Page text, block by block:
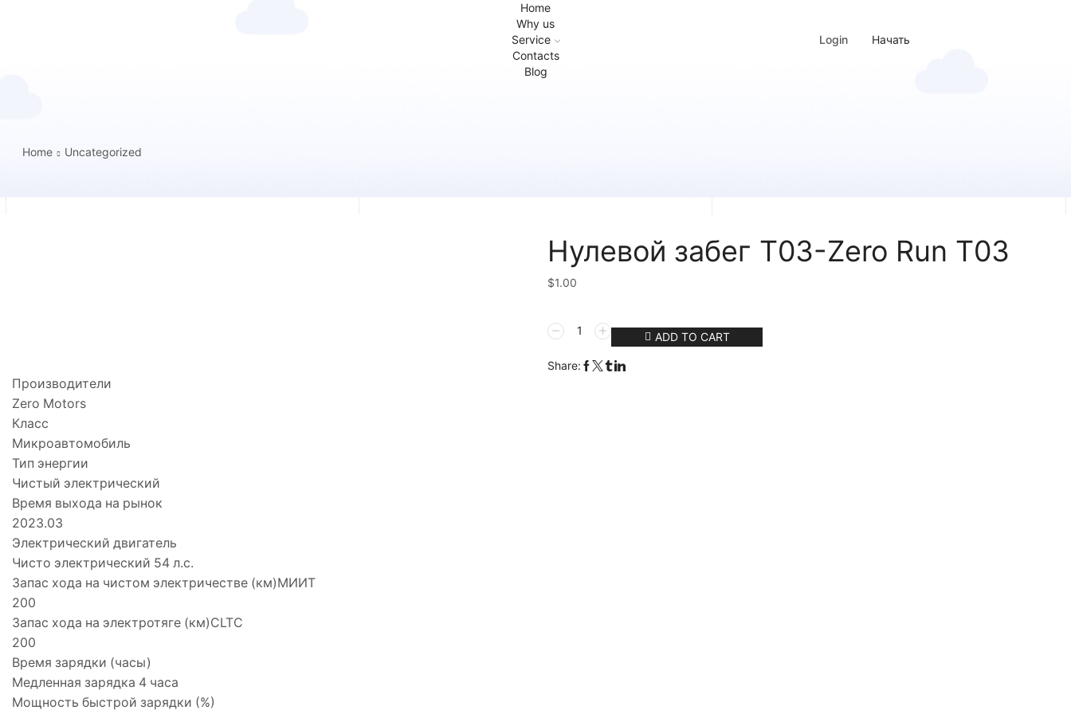
Home
Why us
Service
Contacts
Blog
Login Начать
Home Uncategorized
Нулевой забег T03-Zero Run T03
$1.00
Нулевой
забег
T03-
Zero
ADD TO CART
Share:
Производители
Zero Motors
Класс
Микроавтомобиль
Тип энергии
Чистый электрический
Время выхода на рынок
2023.03
Электрический двигатель
Чисто электрический 54 л.с.
Запас хода на чистом электричестве (км)МИИТ
200
Запас хода на электротяге (км)CLTC
200
Время зарядки (часы)
Медленная зарядка 4 часа
Мощность быстрой зарядки (%)